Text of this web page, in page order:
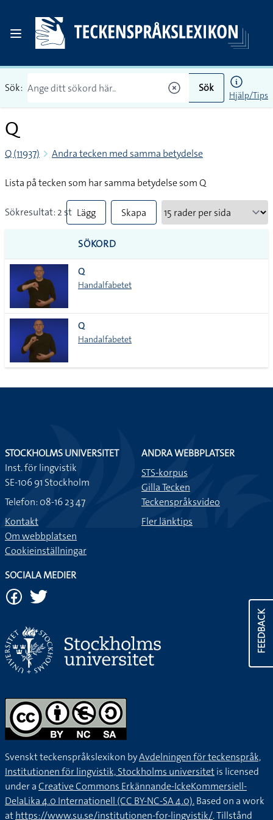
Sök: Sök
Hjälp/Tips
Q
Q (11937) Andra tecken med samma betydelse
Lista på tecken som har samma betydelse som Q
Sökresultat: 2 st Lägg
till
alla i
lista
Skapa
SÖKORD
Q
Handalfabetet
Q
Handalfabetet
FEEDBACK
STOCKHOLMS UNIVERSITET
Inst. för lingvistik
SE-106 91 Stockholm
Telefon: 08-16 23 47
Kontakt
Om webbplatsen
Cookieinställningar
ANDRA WEBBPLATSER
STS-korpus
Gilla Tecken
Teckenspråksvideo
Fler länktips
SOCIALA MEDIER
Svenskt teckenspråkslexikon byAvdelningen för teckenspråk,
Institutionen för lingvistik, Stockholms universitetis licensed
under aCreative Commons Erkännande-IckeKommersiell-
DelaLika 4.0 Internationell (CC BY-NC-SA 4.0).Based on a work
athttps://www.su.se/institutionen-for-lingvistik/. Tillstånd